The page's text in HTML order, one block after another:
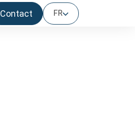
Contact FR